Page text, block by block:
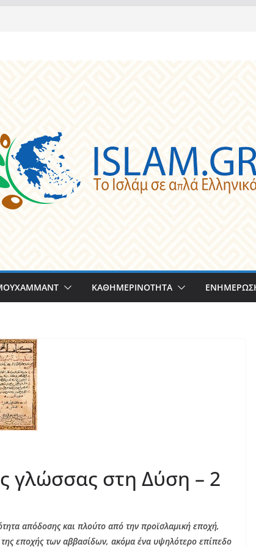
ΚΑΘΗΜΕΡΙΝΟΤΗΤΑ
γλώσσας στη Δύση – 2
απόδοσης και πλούτο από την προϊσλαμική εποχή,
εποχής των αββασίδων, ακόμα ένα υψηλότερο επίπεδο